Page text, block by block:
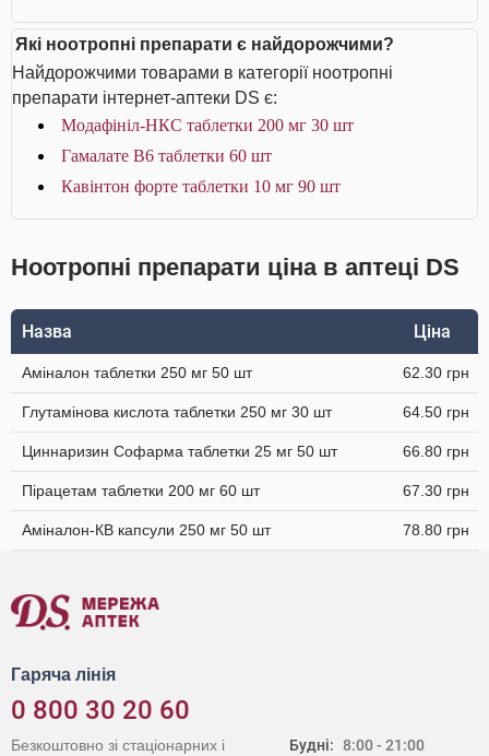
Які ноотропні препарати є найдорожчими?
Найдорожчими товарами в категорії ноотропні
препарати інтернет-аптеки DS є:
Модафініл-НКС таблетки 200 мг 30 шт
Гамалате B6 таблетки 60 шт
Кавінтон форте таблетки 10 мг 90 шт
Ноотропні препарати ціна в аптеці DS
Назва Ціна
Аміналон таблетки 250 мг 50 шт 62.30 грн
Глутамінова кислота таблетки 250 мг 30 шт 64.50 грн
Циннаризин Софарма таблетки 25 мг 50 шт 66.80 грн
Пірацетам таблетки 200 мг 60 шт 67.30 грн
Аміналон-КВ капсули 250 мг 50 шт 78.80 грн
Гаряча лінія
0 800 30 20 60
Будні: 8:00 - 21:00
Безкоштовно зі стаціонарних і